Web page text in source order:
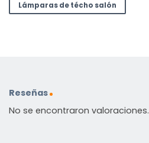
Lámparas de técho salón
Reseñas
No se encontraron valoraciones.